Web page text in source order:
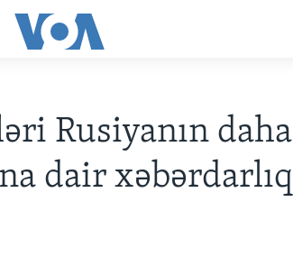
Rusiyanın daha
dair xəbərdarlıq